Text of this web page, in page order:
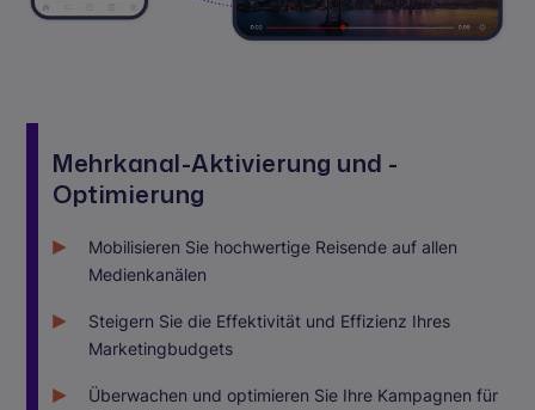
Mehrkanal-Aktivierung und -
Optimierung
Mobilisieren Sie hochwertige Reisende auf allen
Medienkanälen
Steigern Sie die Effektivität und Effizienz Ihres
Marketingbudgets
Überwachen und optimieren Sie Ihre Kampagnen für